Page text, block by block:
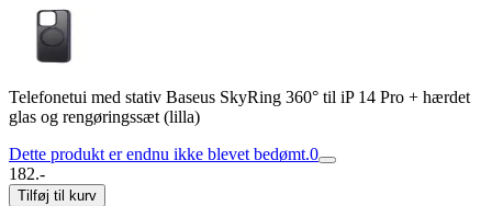
Telefonetui med stativ Baseus SkyRing 360° til iP 14 Pro + hærdet
glas og rengøringssæt (lilla)
Dette produkt er endnu ikke blevet bedømt.0
182.-
Tilføj til kurv